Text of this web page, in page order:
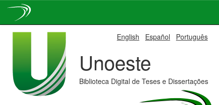
English Español Português
Unoeste
Biblioteca Digital de Teses e Dissertações